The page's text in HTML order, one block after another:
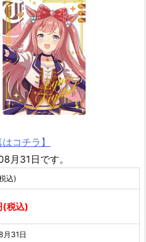
コチラ】
月31日です。
込)
税込)
31日